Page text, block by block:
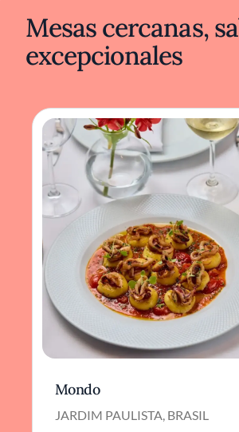
Mesas cercanas,
excepcionales
Mondo
JARDIM PAULISTA, BRASIL